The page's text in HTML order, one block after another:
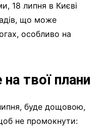
18 липня в Києві
що може
особливо на
твої плани
буде дощовою,
не промокнути: